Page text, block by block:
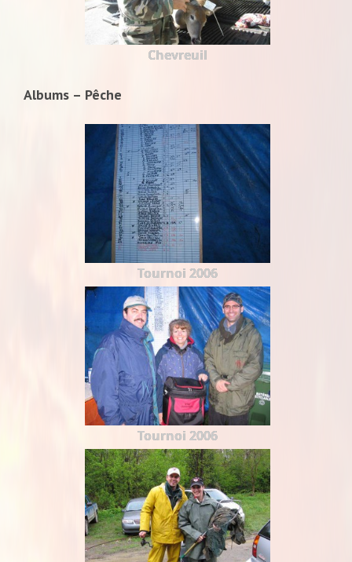
Chevreuil
Albums – Pêche
Tournoi 2006
Tournoi 2006